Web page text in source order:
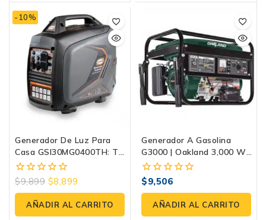
-10%
Generador De Luz Para
Casa GSI30MG0400TH: Tu
Respaldo Ideal | Evans
0
fuera
5
$9,899 $8,899
AÑADIR AL CARRITO
Generador A Gasolina
G3000 | Oakland 3,000 W,
127/220 V, AVR, Arranque
Eléctrico Y Ruedas 360°
0
fuera
5
$9,506
AÑADIR AL CARRITO